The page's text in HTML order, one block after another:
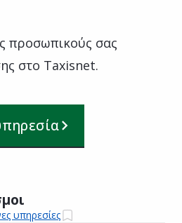
προσωπικούς σας
στο Taxisnet.
υπηρεσίες